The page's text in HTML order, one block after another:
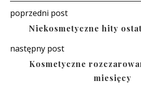
poprzedni post
Niekosmetyczne hity
następny post
Kosmetyczne
miesięcy